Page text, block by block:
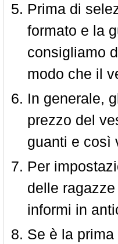
Prima di
formato e la
consigliamo
modo che il
In generale,
prezzo del
guanti e così
Per
delle
informi in
Se è la